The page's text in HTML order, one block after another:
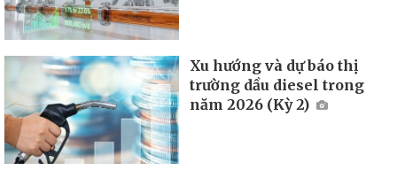
Xu hướng và dự báo thị
trường dầu diesel trong
năm 2026 (Kỳ 2)